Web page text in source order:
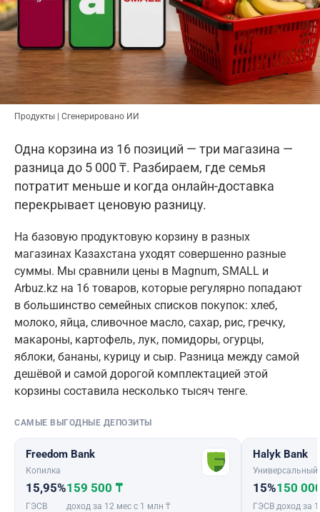
Продукты | Сгенерировано ИИ
Одна корзина из 16 позиций — три магазина —
разница до 5 000 ₸. Разбираем, где семья
потратит меньше и когда онлайн-доставка
перекрывает ценовую разницу.
На базовую продуктовую корзину в разных
магазинах Казахстана уходят совершенно разные
суммы. Мы сравнили цены в Magnum, SMALL и
Arbuz.kz на 16 товаров, которые регулярно попадают
в большинство семейных списков покупок: хлеб,
молоко, яйца, сливочное масло, сахар, рис, гречку,
макароны, картофель, лук, помидоры, огурцы,
яблоки, бананы, курицу и сыр. Разница между самой
дешёвой и самой дорогой комплектацией этой
корзины составила несколько тысяч тенге.
САМЫЕ ВЫГОДНЫЕ ДЕПОЗИТЫ
Freedom Bank
Копилка
15,95%
ГЭСВ
159 500 ₸
доход за 12 мес с 1 млн ₸
Halyk Bank
Универсальный
15%
ГЭСВ
150
доход за